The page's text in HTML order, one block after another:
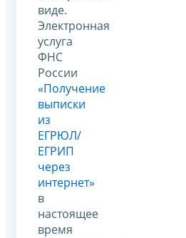
виде.
Электронная
услуга
ФНС
России
«Получение
выписки
из
ЕГРЮЛ/
ЕГРИП
через
интернет»
в
настоящее
время